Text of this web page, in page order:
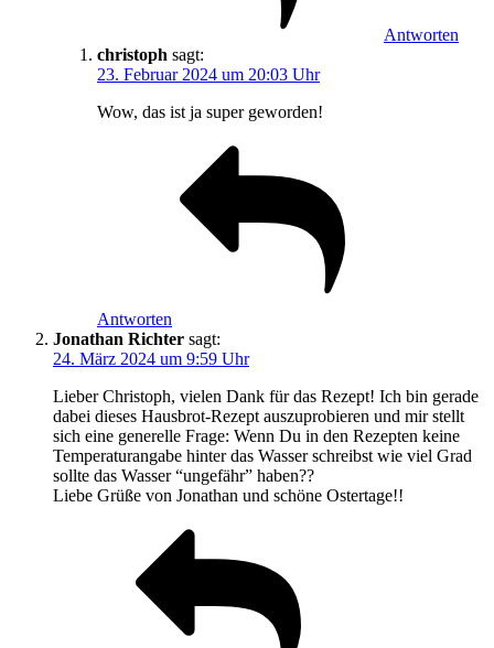
Antworten
christoph sagt:
23. Februar 2024 um 20:03 Uhr
Wow, das ist ja super geworden!
Antworten
Jonathan Richter sagt:
24. März 2024 um 9:59 Uhr
Lieber Christoph, vielen Dank für das Rezept! Ich bin gerade
dabei dieses Hausbrot-Rezept auszuprobieren und mir stellt
sich eine generelle Frage: Wenn Du in den Rezepten keine
Temperaturangabe hinter das Wasser schreibst wie viel Grad
sollte das Wasser “ungefähr” haben??
Liebe Grüße von Jonathan und schöne Ostertage!!